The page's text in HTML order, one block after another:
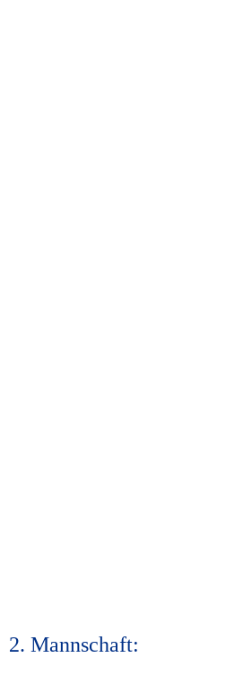
2. Mannschaft: